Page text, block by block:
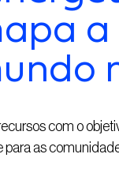
com o
para as